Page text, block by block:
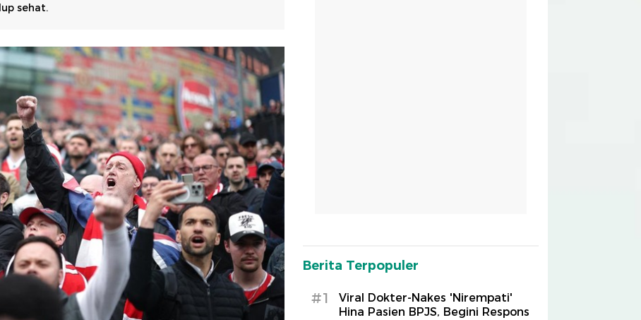
sehat.
Berita Terpopuler
#1
Viral Dokter-Nakes 'Nirempati'
Hina Pasien BPJS, Begini Respons